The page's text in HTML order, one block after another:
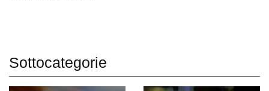
Sottocategorie